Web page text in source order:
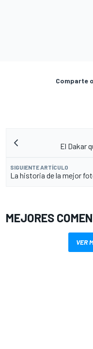
Comparte
El Dakar
SIGUIENTE ARTÍCULO
La historia de la mejor
MEJORES
VER